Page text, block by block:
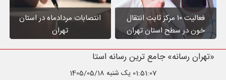
فعالیت ۱۰ مرکز ثابت انتقال
خون در سطح استان تهران
انتصابات مردادماه در استان
تهران
«تهران رسانه» جامع ترین رسانه استان تهرا
01:51:08 یک شنبه 1405/05/18